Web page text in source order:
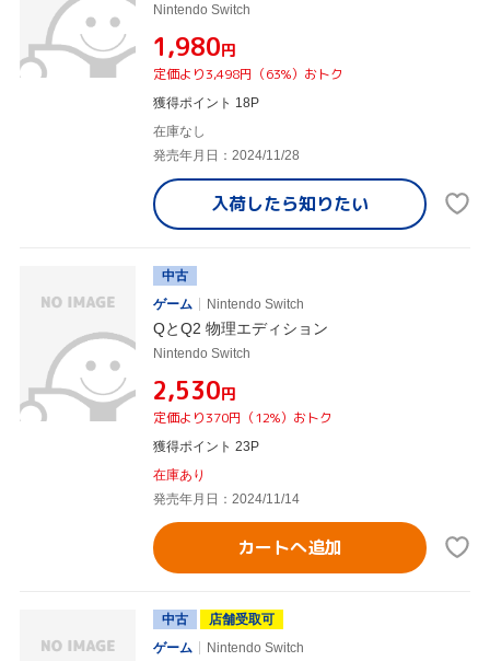
Nintendo Switch
¥1,980円
定価より3,498円（63%）おトク
獲得ポイント 18P
在庫なし
発売年月日：2024/11/28
入荷したら知りたい
中古
ゲーム
Nintendo Switch
QとQ2 物理エディション
Nintendo Switch
¥2,530円
定価より370円（12%）おトク
獲得ポイント 23P
在庫あり
発売年月日：2024/11/14
カートへ追加
中古
店舗受取可
ゲーム
Nintendo Switch